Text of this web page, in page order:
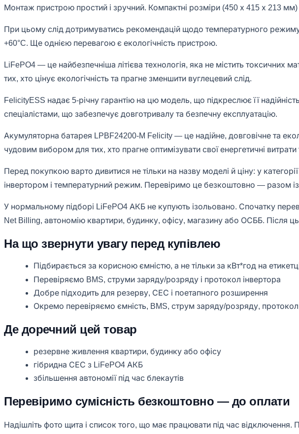
Монтаж пристрою простий і зручний. Компактні розміри (450 х 415 х 213
При цьому слід дотримуватись рекомендацій щодо температурного
+60°C. Ще однією перевагою є екологічність пристрою.
LiFePO4 — це найбезпечніша літієва технологія, яка не містить
тих, хто цінує екологічність та прагне зменшити вуглецевий слід.
FelicityESS надає 5-річну гарантію на цю модель, що підкреслює її
спеціалістами, що забезпечує довготривалу та безпечну експлуатацію.
Акумуляторна батарея LPBF24200-M Felicity — це надійне, довговічне та
чудовим вибором для тих, хто прагне оптимізувати свої енергетичні
Перед покупкою варто дивитися не тільки на назву моделі й ціну: у
інвертором і температурний режим. Перевіримо це безкоштовно — разом
У нормальному підборі LiFePO4 АКБ не купують ізольовано. Спочатку
Net Billing, автономію квартири, будинку, офісу, магазину або ОСББ. Після
На що звернути увагу перед купівлею
Підбирається за корисною ємністю, а не тільки за кВт*год на
Перевіряємо BMS, струми заряду/розряду і протокол інвертора
Добре підходить для резерву, СЕС і поетапного розширення
Окремо перевіряємо ємність, BMS, струм заряду/розряду,
Де доречний цей товар
резервне живлення квартири, будинку або офісу
гібридна СЕС з LiFePO4 АКБ
збільшення автономії під час блекаутів
Перевіримо сумісність безкоштовно — до оплати
Надішліть фото щита і список того, що має працювати під час